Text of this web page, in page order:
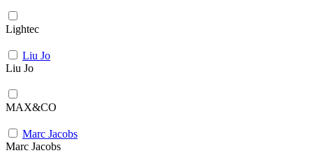
Lightec
Liu Jo
Liu Jo
MAX&CO
Marc Jacobs
Marc Jacobs